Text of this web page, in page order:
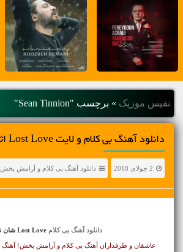
نفیس موزیک » برچسب "Sean Tinnion"
دانلود آهنگ بی کلام و لایت Lost Love اثری از شان تینیون
2 جولای 2018 دانلود آهنگ بی کلام و آرامش بخش
دانلود آهنگ بی کلام Lost Love شان تینیون